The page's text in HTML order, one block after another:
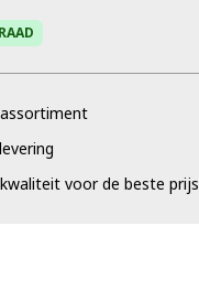
voor de beste prijs